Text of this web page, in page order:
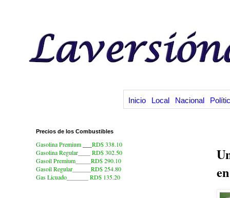
Inicio Local Nacional
Precios de los Combustibles
Gasolina Premium
RD$ 338.10
Gasolina Regular____ RD$ 302.50
Gasoil Premium_____RD$ 290.10
Gasoil Regular______RD$ 254.80
Gas Licuado_______
RD$ 135.20